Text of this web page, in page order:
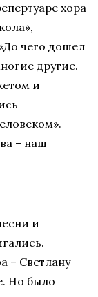
хора
чего дошел
другие.
и
– наш
и
– Светлану
Но было